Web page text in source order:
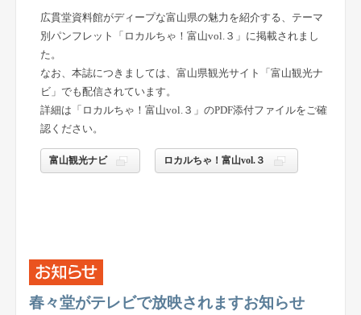
広貫堂資料館がディープな富山県の魅力を紹介する、テーマ
別パンフレット「ロカルちゃ！富山vol.３」に掲載されまし
た。
なお、本誌につきましては、富山県観光サイト「富山観光ナ
ビ」でも配信されています。
詳細は「ロカルちゃ！富山vol.３」のPDF添付ファイルをご確
認ください。
富山観光ナビ ロカルちゃ！富山vol.３
春々堂がテレビで放映されますお知らせ